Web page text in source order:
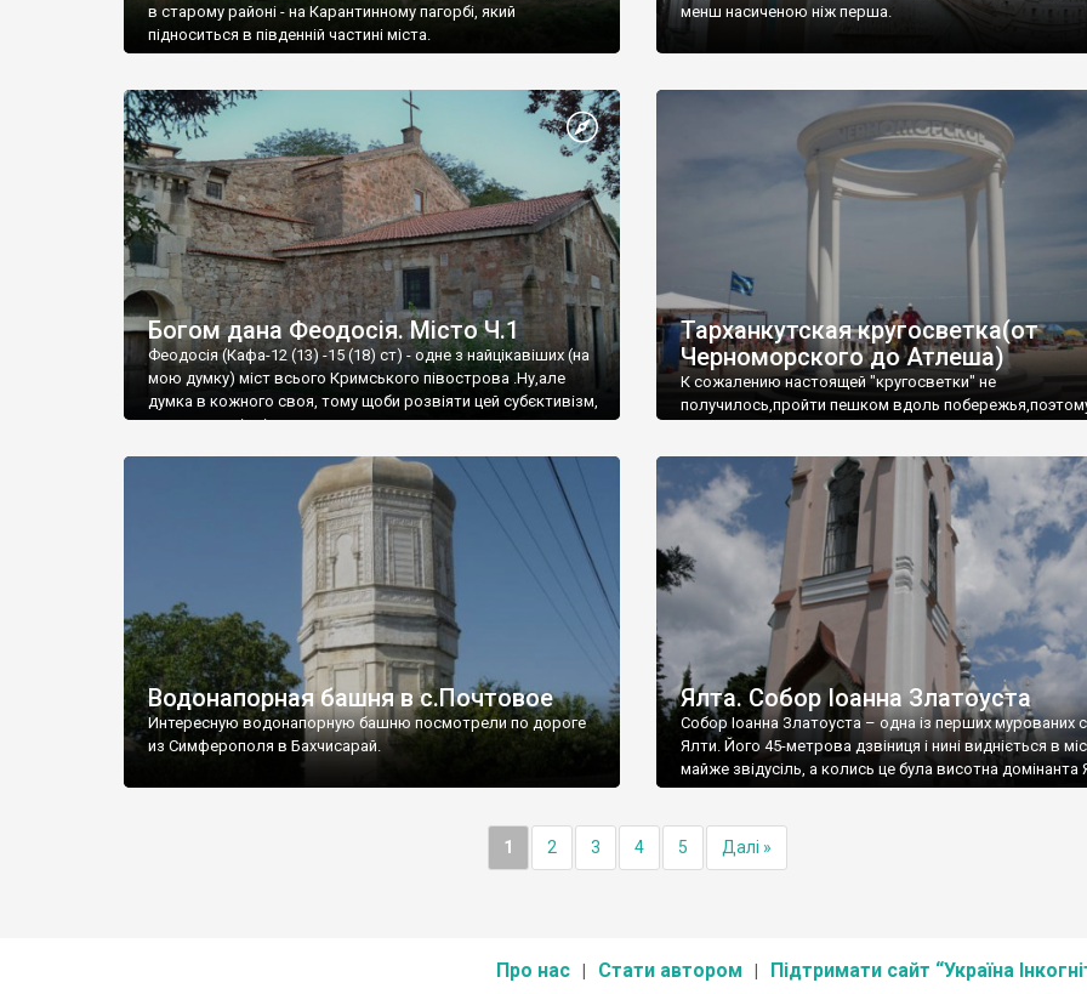
в старому районі - на Карантинному пагорбі, який
підноситься в південній частині міста.
менш насиченою ніж перша.
Богом дана Феодосія. Місто Ч.1
Феодосія (Кафа-12 (13) -15 (18) ст) - одне з найцікавіших (на
мою думку) міст всього Кримського півострова .Ну,але
думка в кожного своя, тому щоби розвіяти цей субєктивізм,
запрошую відвідати це
Тарханкутская кругосветка(от
Черноморского до Атлеша)
К сожалению настоящей "кругосветки" не
получилось,пройти пешком вдоль
Водонапорная башня в с.Почтовое
Интересную водонапорную башню посмотрели по дороге
из Симферополя в Бахчисарай.
Ялта. Собор Іоанна Златоуста
Собор Іоанна Златоуста – одна із перших мурованих
Ялти. Його 45-метрова дзвіниця і нині видніється в
майже звідусіль, а колись це була висотна домінанта
1 2 3 4 5 Далі »
Про нас Стати автором Підтримати сайт “Україна